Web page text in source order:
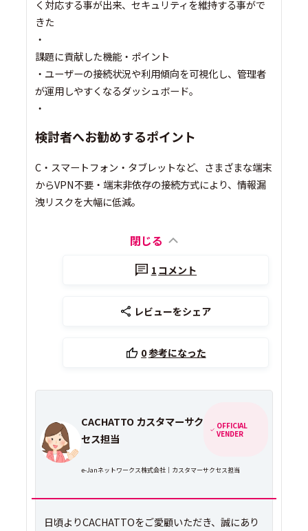
く対応する事が出来、セキュリティを維持する事がで
きた
・
課題に貢献した機能・ポイント
・ユーザーの接続状況や利用傾向を可視化し、管理者
が運用しやすくなるダッシュボード。
・
検討者へお勧めするポイント
C・スマートフォン・タブレットなど、さまざまな端末
からVPN不要・端末非依存の接続方式により、情報漏
洩リスクを大幅に低減。
閉じる
1 コメント
レビューをシェア
0参考になった
CACHATTO カスタマーサク
セス担当
OFFICIAL
VENDER
e-Janネットワークス株式会社｜カスタマーサクセス担当
日頃よりCACHATTOをご愛顧いただき、誠にあり